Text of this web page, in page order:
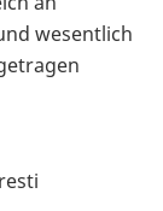
wesentlich